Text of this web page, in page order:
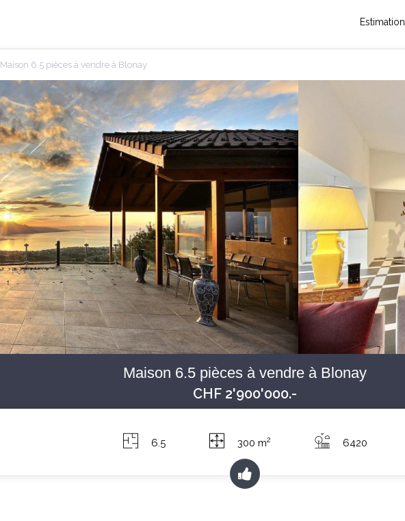
Estimation
Maison 6.5 pièces à vendre à Blonay
Maison 6.5 pièces à vendre à Blonay
CHF 2'900'000.-
6.5 300 m2 6420